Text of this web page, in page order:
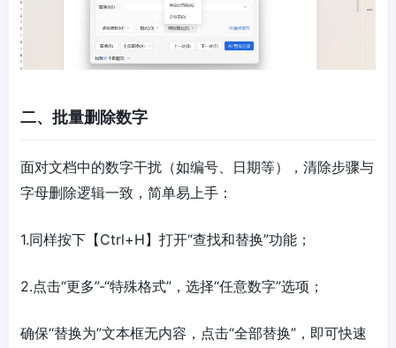
二、批量删除数字
面对文档中的数字干扰（如编号、日期等），清除步骤与
字母删除逻辑一致，简单易上手：
1.同样按下【Ctrl+H】打开“查找和替换”功能；​
2.点击“更多”-“特殊格式”，选择“任意数字”选项；​
确保“替换为”文本框无内容，点击“全部替换”，即可快速